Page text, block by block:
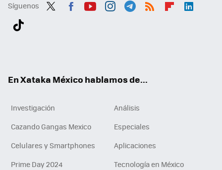
Síguenos
En Xataka México hablamos de...
Investigación
Análisis
Cazando Gangas Mexico
Especiales
Celulares y Smartphones
Aplicaciones
Prime Day 2024
Tecnología en México